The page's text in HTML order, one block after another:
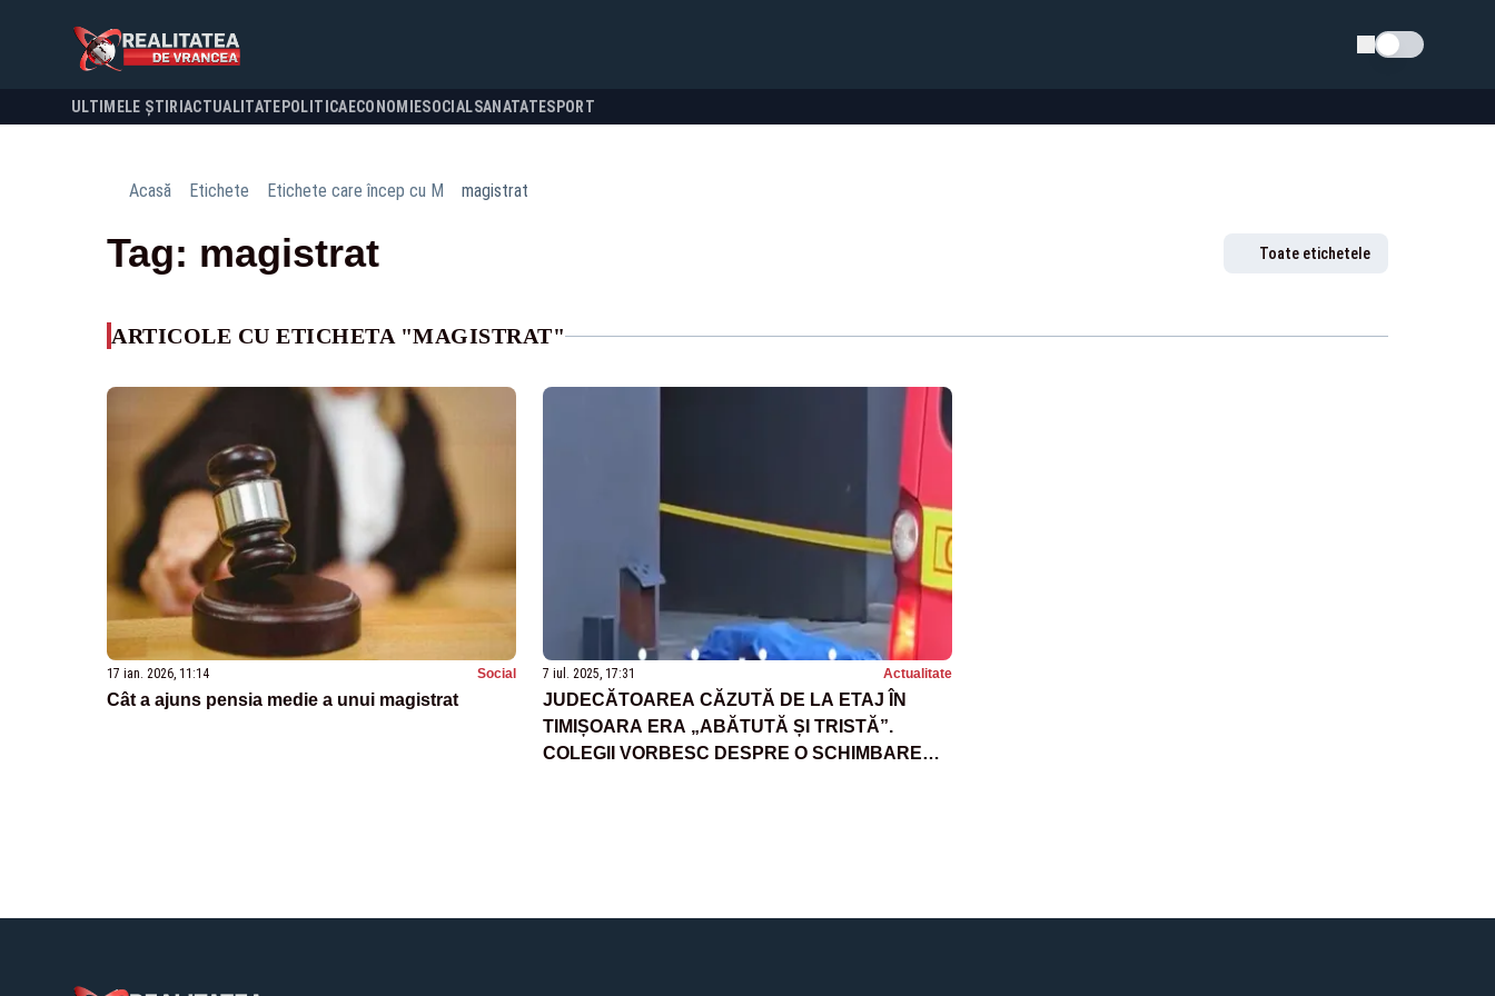
Schimba tema
ULTIMELE ȘTIRI ACTUALITATE POLITICA ECONOMIESOCIALSANATATESPORT
Acasă Etichete Etichete care încep cu M magistrat
Tag: magistrat Toate etichetele
ARTICOLE CU ETICHETA "MAGISTRAT"
17 ian. 2026, 11:14 Social
Cât a ajuns pensia medie a unui magistrat
7 iul. 2025, 17:31 Actualitate
JUDECĂTOAREA CĂZUTĂ DE LA ETAJ ÎN
TIMIȘOARA ERA „ABĂTUTĂ ȘI TRISTĂ”.
COLEGII VORBESC DESPRE O SCHIMBARE